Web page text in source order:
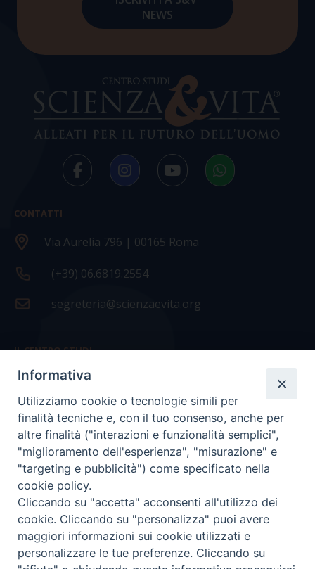
CONTATTI
Via Aurelia 796 | 00165 Roma
(+39) 06.6819.2554
segreteria@scienzaevita.org
IL CENTRO STUDI
La nostra storia
Statuto
Presidenza e ufficio presidenza
Consiglio scientifico
Coordinamento nazionale
Informativa
Utilizziamo cookie o tecnologie simili per
finalità tecniche e, con il tuo consenso, anche per
altre finalità ("interazioni e funzionalità semplici",
"miglioramento dell'esperienza", "misurazione" e
"targeting e pubblicità") come specificato nella
cookie policy.
Cliccando su "accetta" acconsenti all'utilizzo dei
cookie. Cliccando su "personalizza" puoi avere
maggiori informazioni sui cookie utilizzati e
personalizzare le tue preferenze. Cliccando su